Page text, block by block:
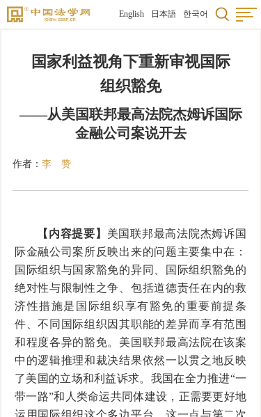
English 日本語 한국어
国家利益视角下重新审视国际
组织豁免
——从美国联邦最高法院杰姆诉国际
金融公司案说开去
作者： 李 赞
【内容提要】 美国联邦最高法院杰姆诉国
际金融公司案所反映出来的问题主要集中在：
国际组织与国家豁免的异同、国际组织豁免的
绝对性与限制性之争、包括道德责任在内的救
济性措施是国际组织享有豁免的重要前提条
件、不同国际组织因其职能的差异而享有范围
和程度各异的豁免。美国联邦最高法院在该案
中的逻辑推理和裁决结果依然一以贯之地反映
了美国的立场和利益诉求。我国在全力推进“一
带一路”和人类命运共同体建设，正需要更好地
运用国际组织这个多边平台。这一点与第二次